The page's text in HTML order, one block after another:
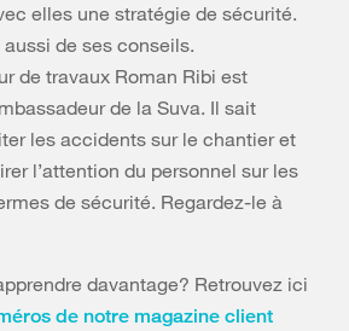
elles une stratégie de sécurité.
de ses conseils.
de travaux Roman Ribi est
de la Suva. Il sait
les accidents sur le chantier et
l’attention du personnel sur les
de sécurité. Regardez-le à
davantage? Retrouvez ici
de notre magazine client